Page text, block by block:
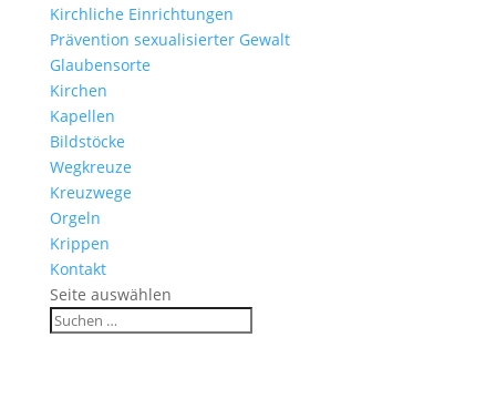
Kirch­liche Einrichtungen
Präven­tion sexua­li­sierter Gewalt
Glau­ben­s­orte
Kirchen
Kapellen
Bild­stöcke
Wegkreuze
Kreuz­wege
Orgeln
Krippen
Kontakt
Seite auswählen